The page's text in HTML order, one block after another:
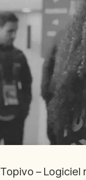
Topivo – Logiciel